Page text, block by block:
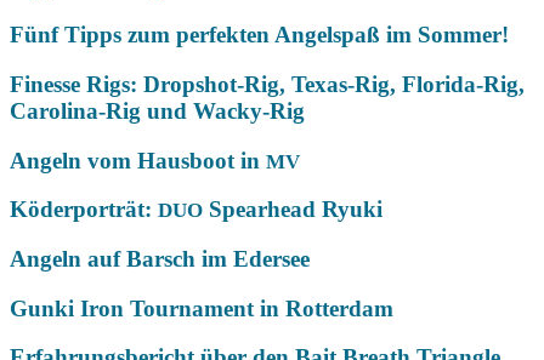
Fünf Tipps zum perfekten Angelspaß im Sommer!
Finesse Rigs: Dropshot-Rig, Texas-Rig, Florida-Rig,
Carolina-Rig und Wacky-Rig
Angeln vom Hausboot in MV
Köderporträt: DUO Spearhead Ryuki
Angeln auf Barsch im Edersee
Gunki Iron Tournament in Rotterdam